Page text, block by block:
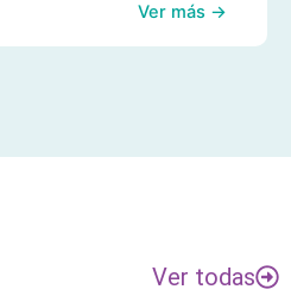
Ver más →
Ver todas